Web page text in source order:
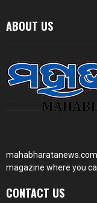
ABOUT US
magazine where you
CONTACT US